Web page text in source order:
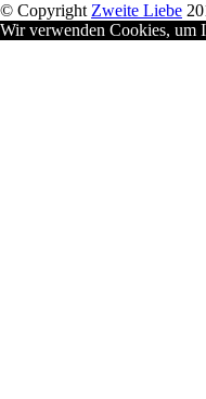
© Copyright Zweite Liebe
Wir verwenden Cookies, um